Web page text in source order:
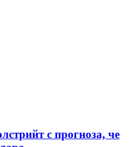
с прогноза, че